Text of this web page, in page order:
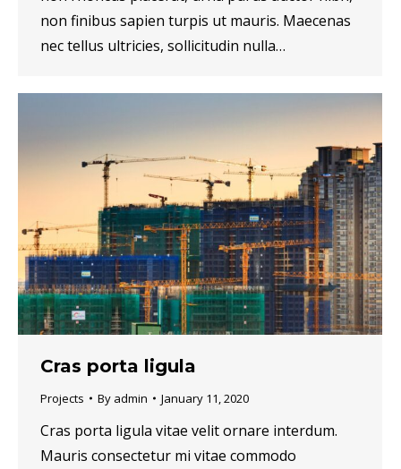
non finibus sapien turpis ut mauris. Maecenas
nec tellus ultricies, sollicitudin nulla…
Cras porta ligula
Projects By admin January 11, 2020
Cras porta ligula vitae velit ornare interdum.
Mauris consectetur mi vitae commodo